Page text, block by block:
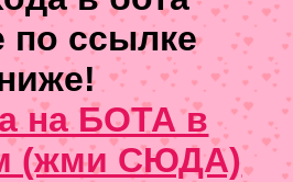
по ссылке
на БОТА в
(жми СЮДА)